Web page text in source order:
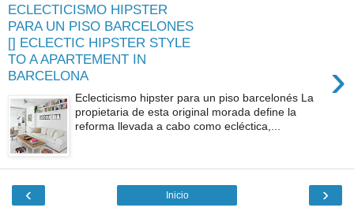
ECLECTICISMO HIPSTER
PARA UN PISO BARCELONES
[] ECLECTIC HIPSTER STYLE
TO A APARTEMENT IN
BARCELONA
›
Eclecticismo hipster para un piso barcelonés La
propietaria de esta original morada define la
reforma llevada a cabo como ecléctica,...
‹ ›
Inicio